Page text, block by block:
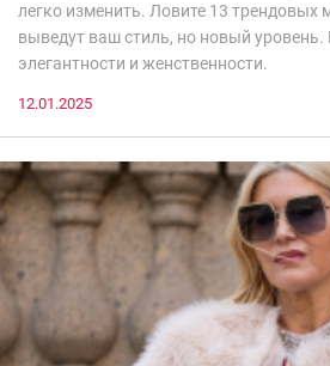
легко изменить. Ловите 13 трендовых
выведут ваш стиль, но новый уровень.
элегантности и женственности.
12.01.2025